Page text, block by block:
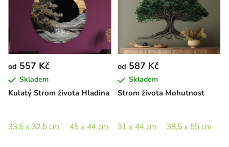
Kulatý Strom života Hladina
od 557 Kč
Skladem
33,5 x 32,5 cm 45 x 44 cm 60 x 58,5 cm 89 x 87 cm
Strom života Mohutnost
od 587 Kč
Skladem
31 x 44 cm 38,5 x 55 cm